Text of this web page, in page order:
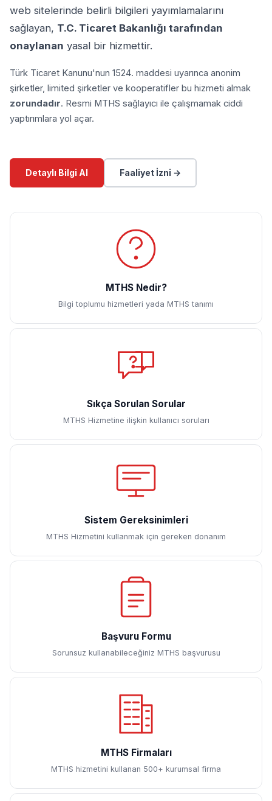
web sitelerinde belirli bilgileri yayımlamalarını
sağlayan, T.C. Ticaret Bakanlığı tarafından
onaylanan yasal bir hizmettir.
Türk Ticaret Kanunu'nun 1524. maddesi uyarınca anonim
şirketler, limited şirketler ve kooperatifler bu hizmeti almak
zorundadır. Resmi MTHS sağlayıcı ile çalışmamak ciddi
yaptırımlara yol açar.
Detaylı Bilgi Al Faaliyet İzni →
MTHS Nedir?
Bilgi toplumu hizmetleri yada MTHS tanımı
Sıkça Sorulan Sorular
MTHS Hizmetine ilişkin kullanıcı soruları
Sistem Gereksinimleri
MTHS Hizmetini kullanmak için gereken donanım
Başvuru Formu
Sorunsuz kullanabileceğiniz MTHS başvurusu
MTHS Firmaları
MTHS hizmetini kullanan 500+ kurumsal firma